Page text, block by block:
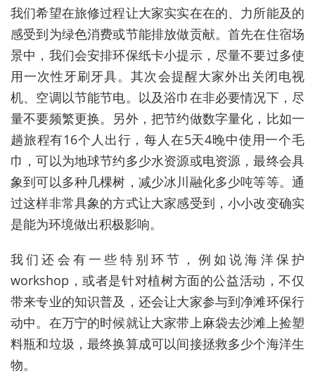
我们希望在旅修过程让大家实实在在的、力所能及的
感受到为绿色消费或节能排放做贡献。首先在住宿场
景中，我们会安排环保纸卡小提示，尽量不要过多使
用一次性牙刷牙具。其次会提醒大家外出关闭电视
机、空调以节能节电。以及浴巾在非必要情况下，尽
量不要频繁更换。另外，把节约做数字量化，比如一
趟旅程有16个人出行，每人在5天4晚中使用一个毛
巾，可以为地球节约多少水资源或电资源，最终会具
象到可以多种几棵树，减少冰川融化多少吨等等。通
过这样非常具象的方式让大家感受到，小小改变确实
是能为环境做出积极影响。
我们还会有一些特别环节，例如说海洋保护
workshop，或者是针对植树方面的公益活动，不仅
带来专业的知识普及，还会让大家参与到净滩环保行
动中。在万宁的时候就让大家带上麻袋去沙滩上捡塑
料瓶和垃圾，最终换算成可以间接拯救多少个海洋生
物。